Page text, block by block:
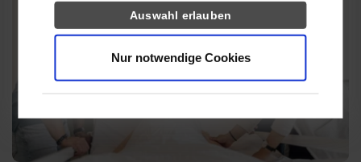
Auswahl erlauben
Nur notwendige Cookies